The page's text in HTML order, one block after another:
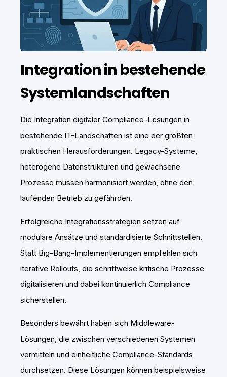
Integration in bestehende
Systemlandschaften
Die Integration digitaler Compliance-Lösungen in
bestehende IT-Landschaften ist eine der größten
praktischen Herausforderungen. Legacy-Systeme,
heterogene Datenstrukturen und gewachsene
Prozesse müssen harmonisiert werden, ohne den
laufenden Betrieb zu gefährden.
Erfolgreiche Integrationsstrategien setzen auf
modulare Ansätze und standardisierte Schnittstellen.
Statt Big-Bang-Implementierungen empfehlen sich
iterative Rollouts, die schrittweise kritische Prozesse
digitalisieren und dabei kontinuierlich Compliance
sicherstellen.
Besonders bewährt haben sich Middleware-
Lösungen, die zwischen verschiedenen Systemen
vermitteln und einheitliche Compliance-Standards
durchsetzen. Diese Lösungen können beispielsweise